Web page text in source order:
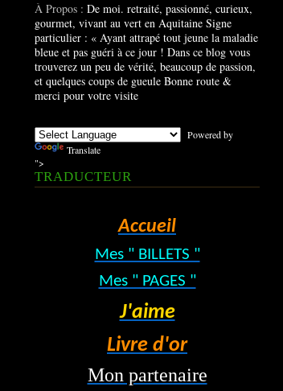
À Propos : De moi. retraité, passionné, curieux,
gourmet, vivant au vert en Aquitaine Signe
particulier : « Ayant attrapé tout jeune la maladie
bleue et pas guéri à ce jour ! Dans ce blog vous
trouverez un peu de vérité, beaucoup de passion,
et quelques coups de gueule Bonne route &
merci pour votre visite
Powered by
Translate
">
TRADUCTEUR
Accueil
Mes " BILLETS "
Mes " PAGES "
J'aime
Livre d'or
Mon partenaire